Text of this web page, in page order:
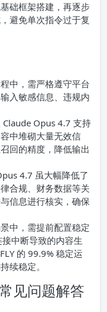
础框架搭建，再逐步
避免单次指令过于复
程中，需严格遵守平台
入敏感信息、违规内
Claude Opus 4.7 支持
中堆砌大量无效信
回的精度，降低输出
4.7 虽大幅降低了
合规、财务数据等关
信息进行核实，确保
中，需提前配置稳定
中断导致的内容生
的 99.9% 稳定运
续稳定。
见问题解答